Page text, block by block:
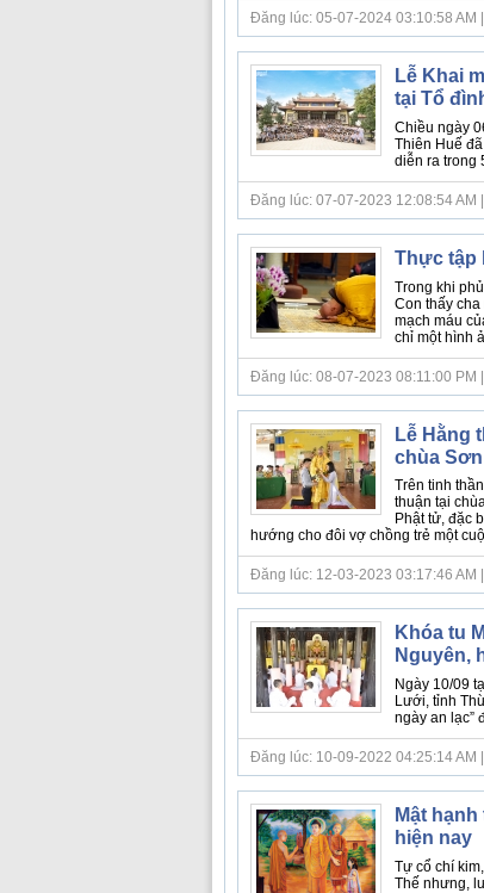
Đăng lúc: 05-07-2024 03:10:58 AM
Lễ Khai
tại Tổ
Chiều ngày
Thiên Huế
diễn ra trong
Đăng lúc: 07-07-2023 12:08:54 AM
Thực tập
Trong khi
Con thấy
mạch máu
chỉ một hình
Đăng lúc: 08-07-2023 08:11:00 PM
Lễ Hằng
chùa
Trên tinh
thuận tại
Phật tử, đặc
hướng cho đôi vợ chồng trẻ một
Đăng lúc: 12-03-2023 03:17:46 AM
Khóa tu
Nguyên,
Ngày 10/09
Lưới, tỉnh
ngày an lạc”
Đăng lúc: 10-09-2022 04:25:14 AM
Mật
hiện nay
Tự cổ chí
Thế nhưng,